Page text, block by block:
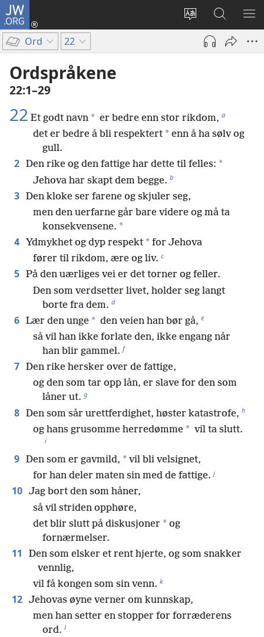
JW.ORG
Endre
språk
Logg
inn
(åpner
Søk
på
JW.ORG
VIS
Ord 22
Ordspråkene
22:1–29
22 Et godt navn * er bedre enn stor rikdom, a
det er bedre å bli respektert * enn å ha sølv og
gull.
2 Den rike og den fattige har dette til felles: *
Jehova har skapt dem begge. b
3 Den kloke ser farene og skjuler seg,
men den uerfarne går bare videre og må ta
konsekvensene. *
4 Ydmykhet og dyp respekt * for Jehova
fører til rikdom, ære og liv. c
5 På den uærliges vei er det torner og feller.
Den som verdsetter livet, holder seg langt
borte fra dem. d
6 Lær den unge * den veien han bør gå, e
så vil han ikke forlate den, ikke engang når
han blir gammel. f
7 Den rike hersker over de fattige,
og den som tar opp lån, er slave for den som
låner ut. g
8 Den som sår urettferdighet, høster katastrofe, h
og hans grusomme herredømme * vil ta slutt.
i
9 Den som er gavmild, * vil bli velsignet,
for han deler maten sin med de fattige. j
10 Jag bort den som håner,
så vil striden opphøre,
det blir slutt på diskusjoner * og
fornærmelser.
11
Den som elsker et rent hjerte, og som snakker
vennlig,
vil få kongen som sin venn. k
12 Jehovas øyne verner om kunnskap,
men han setter en stopper for forræderens
ord. l